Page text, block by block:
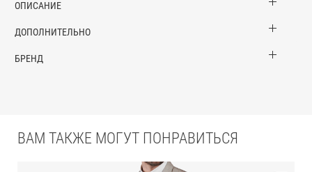
ОПИСАНИЕ
ДОПОЛНИТЕЛЬНО
БРЕНД
ВАМ ТАКЖЕ МОГУТ ПОНРАВИТЬСЯ